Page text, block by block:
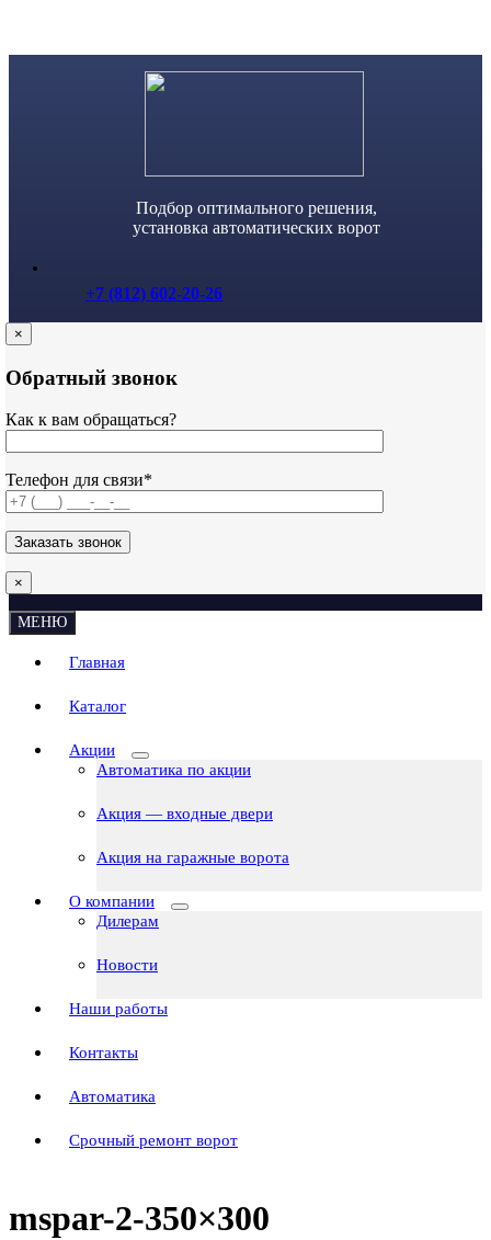
Подбор оптимального решения,
установка автоматических ворот
+7 (812) 602-20-26
×
Обратный звонок
Как к вам обращаться?
Телефон для связи*
×
МЕНЮ
Главная
Каталог
Акции
Автоматика по акции
Акция — входные двери
Акция на гаражные ворота
О компании
Дилерам
Новости
Наши работы
Контакты
Автоматика
Срочный ремонт ворот
mspar-2-350×300